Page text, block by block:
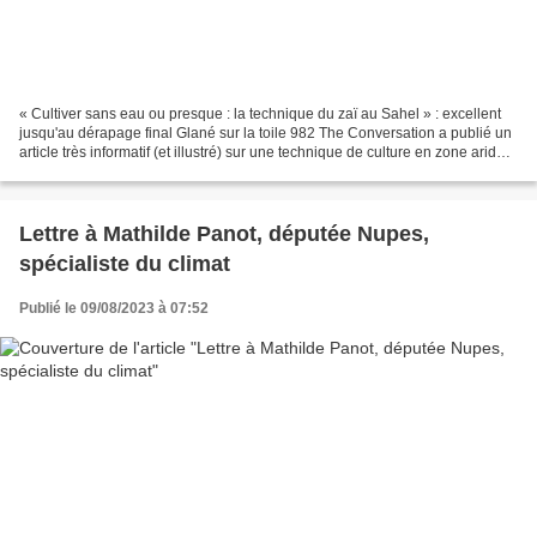
« Cultiver sans eau ou presque : la technique du zaï au Sahel » : excellent
jusqu'au dérapage final Glané sur la toile 982 The Conversation a publié un
article très informatif (et illustré) sur une technique de culture en zone aride,
Lettre à Mathilde Panot, députée Nupes,
spécialiste du climat
Publié le 09/08/2023 à 07:52